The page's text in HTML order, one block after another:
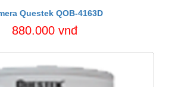
Questek QOB-4163D
880.000 vnđ